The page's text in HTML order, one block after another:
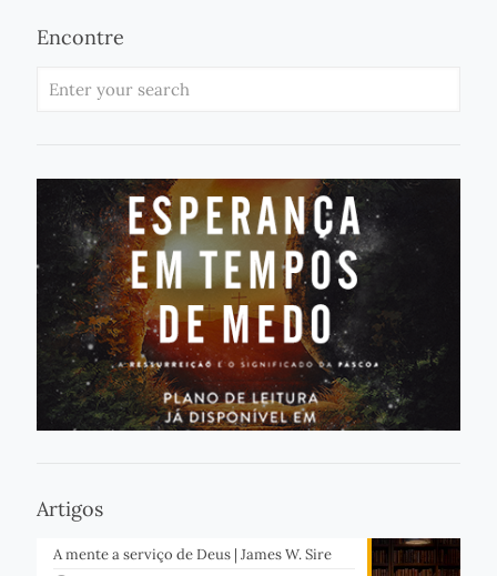
Encontre
Artigos
A mente a serviço de Deus | James W. Sire